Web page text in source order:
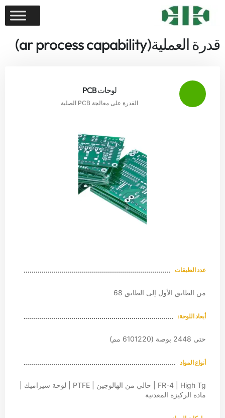
قدرة العملية(ar process capability)
لوحات PCB
القدرة على معالجة PCB الصلبة
عدد الطبقات
من الطابق الأول إلى الطابق 68
أبعاد اللوحة:
حتى 2448 بوصة (6101220 مم)
أنواع المواد
FR-4 | High Tg | خالي من الهالوجين | PTFE | لوحة سيراميك |
مادة الركيزة المعدنية